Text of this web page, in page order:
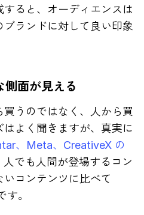
ると、オーディエンスは
ランドに対して良い印象
側面が見える
買うのではなく、人から買
はよく聞きますが、真実に
、Meta、CreativeX の
人でも人間が登場するコン
コンテンツに比べて
。